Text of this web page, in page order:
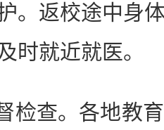
。返校途中身
时就近就医。
查。各地教育